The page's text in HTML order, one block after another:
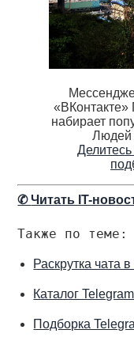
«ВКонтакте»
набирает
Людей
✆Читать IT-
Также по теме:
Раскрутка чата
Каталог
Подборка